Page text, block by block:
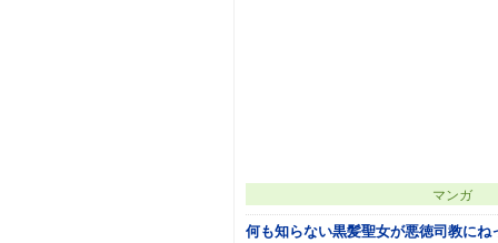
マンガ
何も知らない黒髪聖女が悪徳司教に